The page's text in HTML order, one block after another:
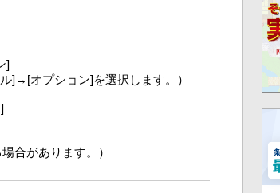
]
]→[オプション]を選択します。）
合があります。）